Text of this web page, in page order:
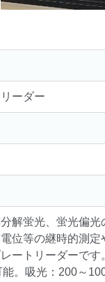
ーダー
解蛍光、蛍光偏
位等の継時的測
ートリーダーです
能。吸光：200～